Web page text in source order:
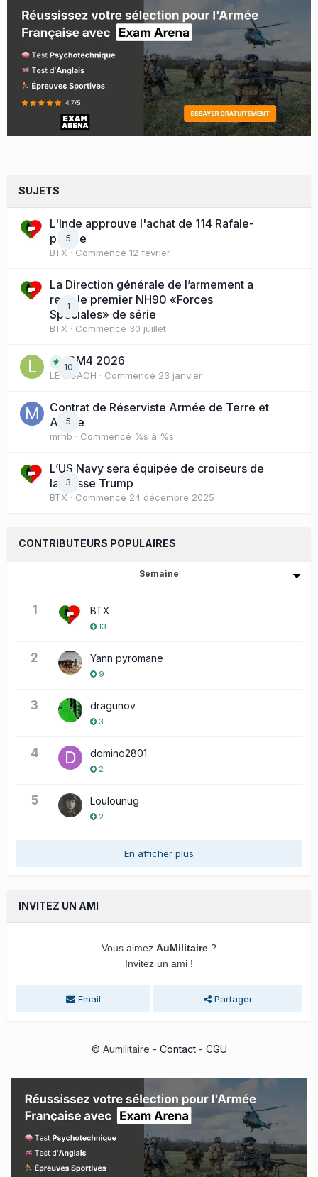
SUJETS
5
L'Inde approuve l'achat de 114 Rafale-
presse
BTX · Commencé 12 février
1
La Direction générale de l’armement a
reçu le premier NH90 «Forces
Spéciales» de série
BTX · Commencé 30 juillet
10BM4 2026
LE COACH · Commencé 23 janvier
5
Contrat de Réserviste Armée de Terre et
Active
mrhb · Commencé %s à %s
3
L’US Navy sera équipée de croiseurs de
la classe Trump
BTX · Commencé 24 décembre 2025
CONTRIBUTEURS POPULAIRES
Semaine
1 BTX
13
2 Yann pyromane
9
3 dragunov
3
4 domino2801
2
5 Loulounug
2
En afficher plus
INVITEZ UN AMI
Vous aimez AuMilitaire ?
Invitez un ami !
Email Partager
© Aumilitaire - Contact- CGU